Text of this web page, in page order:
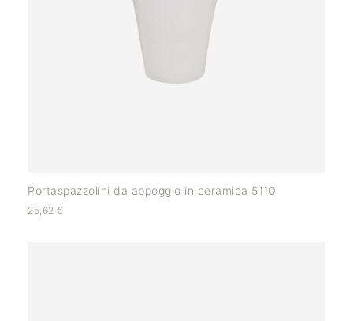
Portaspazzolini da appoggio in ceramica 5110
25,62 €